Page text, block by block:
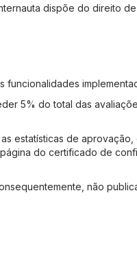
dispõe do direito
5% do total das
estatísticas de
do certificado de
não